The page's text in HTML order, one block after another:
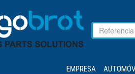
EMPRESA